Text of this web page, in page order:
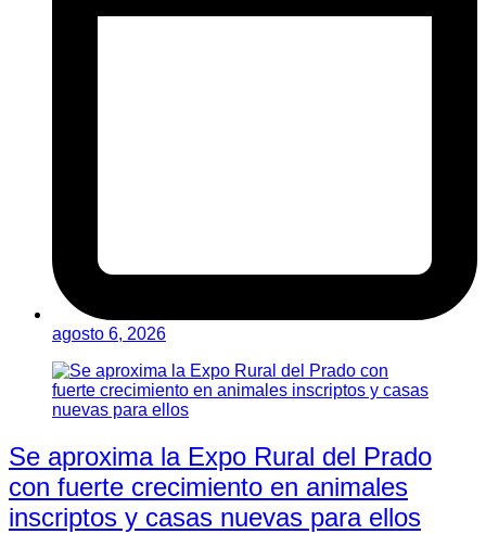
agosto 6, 2026
Se aproxima la Expo Rural del Prado
con fuerte crecimiento en animales
inscriptos y casas nuevas para ellos